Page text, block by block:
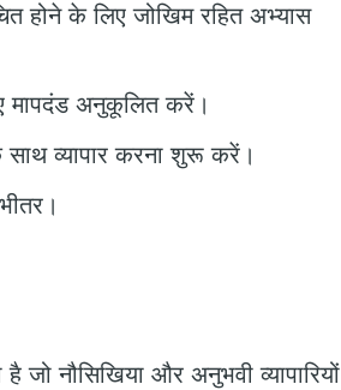
होने के लिए जोखिम रहित अभ्यास
मापदंड अनुकूलित करें।
व्यापार करना शुरू करें।
नौसिखिया और अनुभवी व्यापारियों